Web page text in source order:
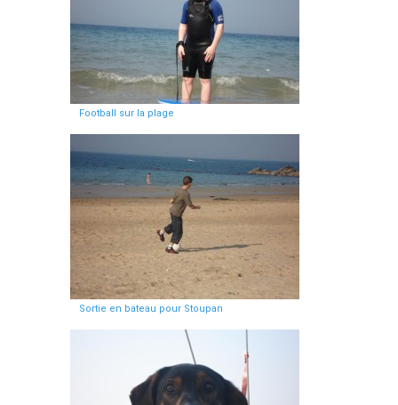
Football sur la plage
Sortie en bateau pour Stoupan